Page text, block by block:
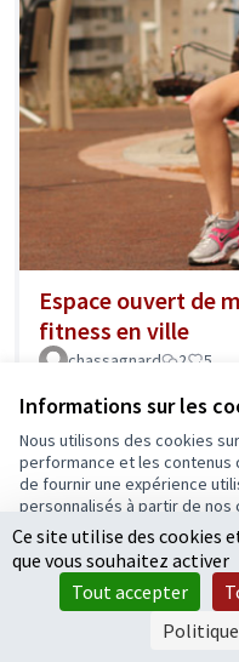
Informations sur les
Nous utilisons des cookies
performance et les contenus
de fournir une expérience
personnalisés à partir de nos
Accepter
Espace ouvert de
fitness en ville
chassagnard 2 5
Ce site utilise des cookies
que vous souhaitez activer
Tout accepter